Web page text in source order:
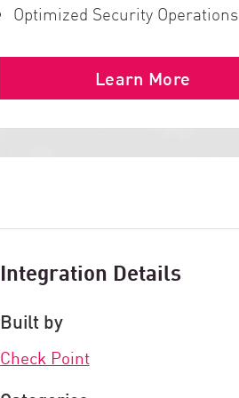
Optimized Security Operations
Learn More
Integration Details
Built by
Check Point